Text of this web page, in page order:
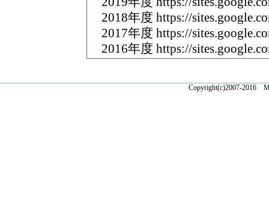
2018年度 https://
2017年度 https://
2016年度 https://
Copyright(c)2007-2016